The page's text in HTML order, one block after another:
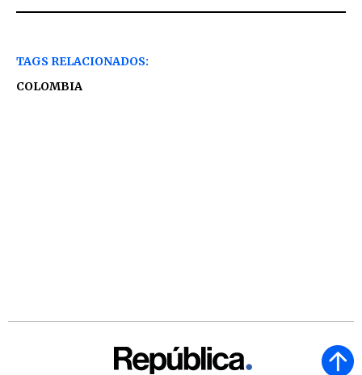
TAGS RELACIONADOS:
COLOMBIA